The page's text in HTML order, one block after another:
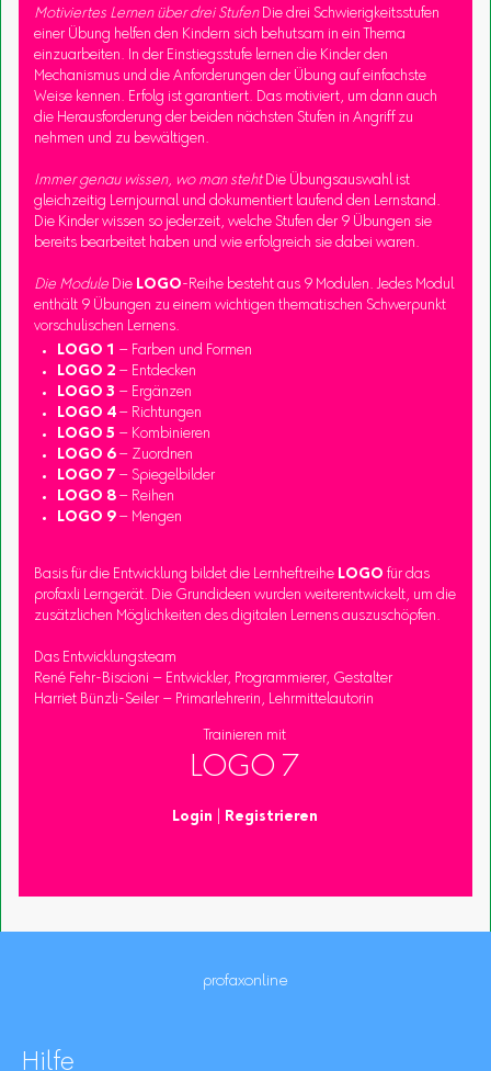
Motiviertes Lernen über drei StufenDie drei Schwierigkeitsstufen
einer Übung helfen den Kindern sich behutsam in ein Thema
einzuarbeiten. In der Einstiegsstufe lernen die Kinder den
Mechanismus und die Anforderungen der Übung auf einfachste
Weise kennen. Erfolg ist garantiert. Das motiviert, um dann auch
die Herausforderung der beiden nächsten Stufen in Angriff zu
nehmen und zu bewältigen.
Immer genau wissen, wo man stehtDie Übungsauswahl ist
gleichzeitig Lernjournal und dokumentiert laufend den Lernstand.
Die Kinder wissen so jederzeit, welche Stufen der 9 Übungen sie
bereits bearbeitet haben und wie erfolgreich sie dabei waren.
Die Module Die LOGO-Reihe besteht aus 9 Modulen. Jedes Modul
enthält 9 Übungen zu einem wichtigen thematischen Schwerpunkt
vorschulischen Lernens.
LOGO 1 – Farben und Formen
LOGO 2 – Entdecken
LOGO 3 – Ergänzen
LOGO 4– Richtungen
LOGO 5 – Kombinieren
LOGO 6– Zuordnen
LOGO 7 – Spiegelbilder
LOGO 8– Reihen
LOGO 9– Mengen
Basis für die Entwicklung bildet die Lernheftreihe LOGO für das
profaxli Lerngerät. Die Grundideen wurden weiterentwickelt, um die
zusätzlichen Möglichkeiten des digitalen Lernens auszuschöpfen.
Das Entwicklungsteam
René Fehr-Biscioni – Entwickler, Programmierer, Gestalter
Harriet Bünzli-Seiler – Primarlehrerin, Lehrmittelautorin
Trainieren mit
LOGO 7
Login Registrieren
profaxonline
Hilfe